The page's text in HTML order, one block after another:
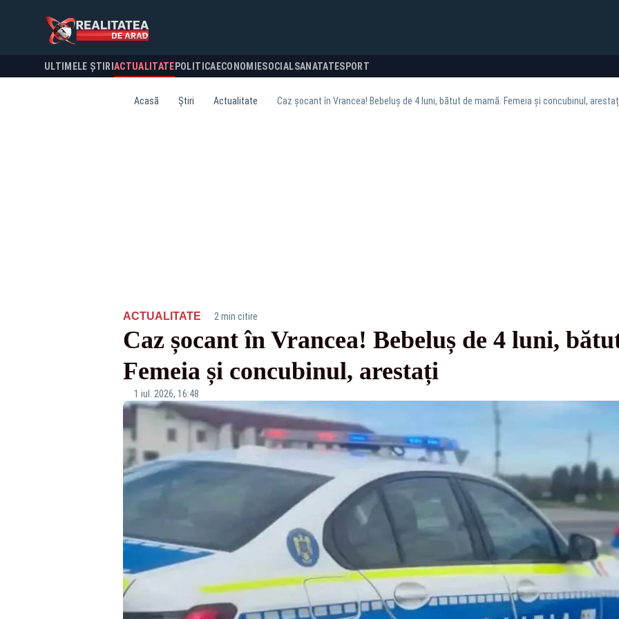
ULTIMELE ȘTIRI ACTUALITATE POLITICA ECONOMIESOCIALSANATATESPORT
Acasă Știri Actualitate Caz șocant în Vrancea! Bebeluș de 4 luni, bătut de mamă. Femeia și concubinul,
ACTUALITATE· 2 min citire
Caz șocant în Vrancea! Bebeluș de 4 luni,
Femeia și concubinul, arestați
1 iul. 2026, 16:48